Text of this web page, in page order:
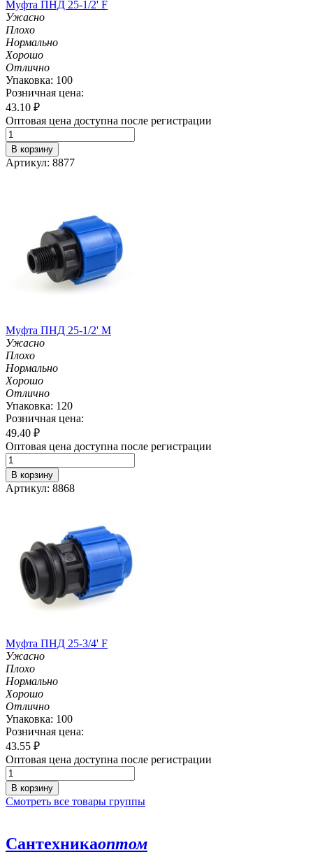
Муфта ПНД 25-1/2' F
Ужасно
Плохо
Нормально
Хорошо
Отлично
Упаковка: 100
Розничная цена:
43.10 ₽
Оптовая цена доступна после регистрации
В корзину
Артикул: 8877
Муфта ПНД 25-1/2' M
Ужасно
Плохо
Нормально
Хорошо
Отлично
Упаковка: 120
Розничная цена:
49.40 ₽
Оптовая цена доступна после регистрации
В корзину
Артикул: 8868
Муфта ПНД 25-3/4' F
Ужасно
Плохо
Нормально
Хорошо
Отлично
Упаковка: 100
Розничная цена:
43.55 ₽
Оптовая цена доступна после регистрации
В корзину
Смотреть все товары группы
Сантехникаоптом